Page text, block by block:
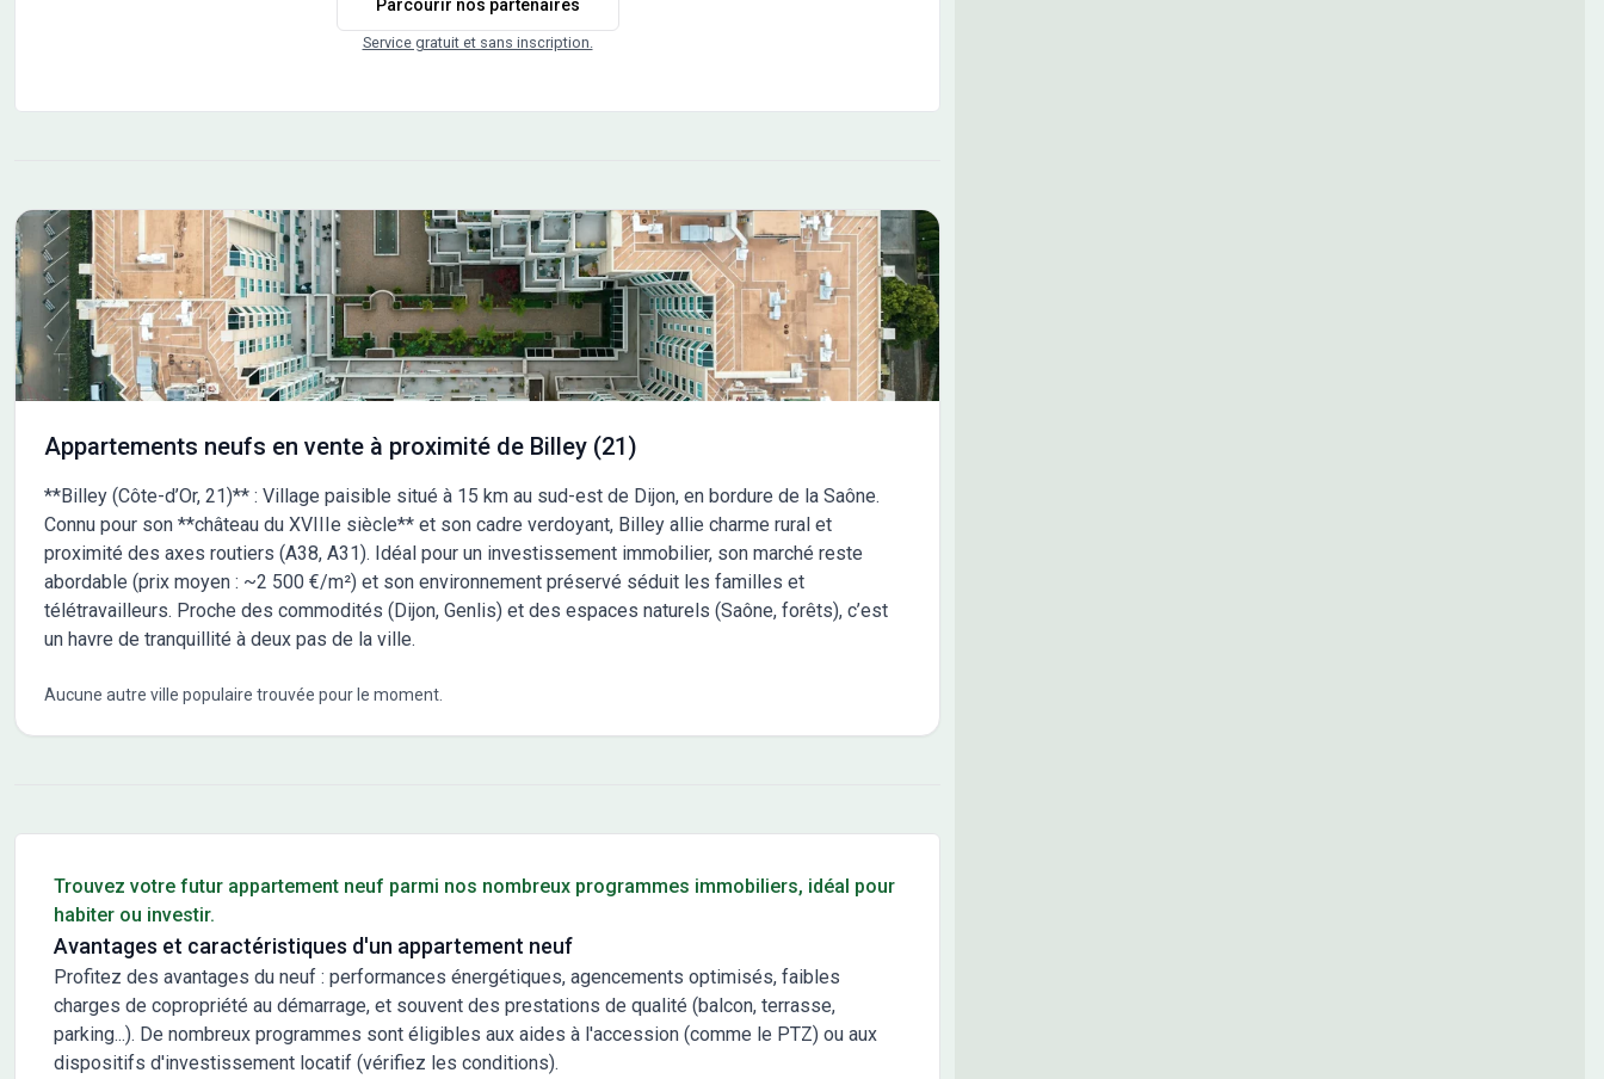
comprend seulement 16 appartements, du T2 au T4,
répartis dans un bâtiment conforme à la
respect de l’environnement. Un logement prêt à vivre
véritable espace de vie intérieur/extérieur Balcon,
grande terrasse ou jardin privatif : chaque logement
bénéficie d’un espace extérieur généreux, comme
une pièce supplémentaire. Profitez pleinement de
votre cadre de vie, dedans comme dehors ! Des
prestations complètes et modernes - Ascenseur -
Garage et parking - Vidéophone couleur - Local vélos -
Accessibilité PMR
connecté - Volets roulants motorisés dans la pièce de
vie (motorisation possible en option dans les
Ascenseur - Garage motorisé (avec prise électrique)
circulations conformes aux normes PMR ✅ Les
avantages du neuf - Excellente isolation thermique et
phonique - Faibles consommations énergétiques -
Frais de notaire réduits - Exonération de taxe foncière
pendant 2 ans - Garantie décennale et de bon
fonctionnement 🎯 Déjà 17 appartements réservés :
ne tardez pas à choisir le vôtre ! 👉 Contactez-nous
dès maintenant pour recevoir la documentation
Parcourir nos partenaires
Service gratuit et sans inscription.
Appartements neufs en vente à proximité de Billey (21)
**Billey (Côte-d’Or, 21)** : Village paisible situé à 15 km au sud-est de Dijon, en bordure de la Saône.
Connu pour son **château du XVIIIe siècle** et son cadre verdoyant, Billey allie charme rural et
proximité des axes routiers (A38, A31). Idéal pour un investissement immobilier, son marché reste
abordable (prix moyen : ~2 500 €/m²) et son environnement préservé séduit les familles et
télétravailleurs. Proche des commodités (Dijon, Genlis) et des espaces naturels (Saône, forêts), c’est
un havre de tranquillité à deux pas de la ville.
Aucune autre ville populaire trouvée pour le moment.
Trouvez votre futur appartement neuf parmi nos nombreux programmes immobiliers, idéal pour
habiter ou investir.
Avantages et caractéristiques d'un appartement neuf
Profitez des avantages du neuf : performances énergétiques, agencements optimisés, faibles
charges de copropriété au démarrage, et souvent des prestations de qualité (balcon, terrasse,
parking...). De nombreux programmes sont éligibles aux aides à l'accession (comme le PTZ) ou aux
dispositifs d'investissement locatif (vérifiez les conditions).